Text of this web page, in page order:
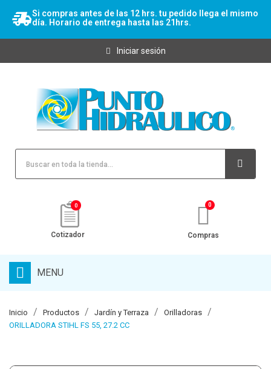
Si compras antes de las 12 hrs. tu pedido llega el mismo
día. Horario de entrega hasta las 21hrs.
Iniciar sesión
0
Cotizador Compras
MENU
Inicio Productos Jardín y Terraza
Orilladoras
ORILLADORA STIHL FS 55, 27.2 CC